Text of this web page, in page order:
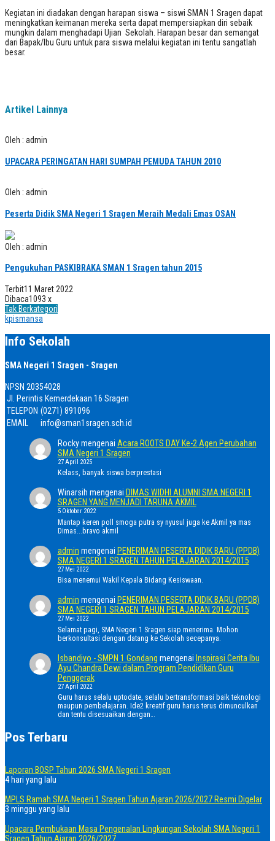
Kegiatan ini diadakan dengan harapan siswa – siswi SMAN 1 Sragen dapat
meningkatkan keimanan mereka serta dapat mempersiapkan diri sebaik
mungkin dalam menghadapi Ujian Sekolah. Harapan besar dan semangat
dari Bapak/Ibu Guru untuk para siswa melalui kegiatan ini tentu sangatlah
besar.
Artikel Lainnya
Oleh : admin
UPACARA PERINGATAN HARI SUMPAH PEMUDA TAHUN 2010
Oleh : admin
Peserta Didik SMA Negeri 1 Sragen Meraih Medali Emas OSAN
Oleh : admin
Pengukuhan PASKIBRAKA SMAN 1 Sragen tahun 2015
Terbit11 Maret 2022
Dibaca1093 x
Tak Berkategori
kpismansa
Info Sekolah
SMA Negeri 1 Sragen - Sragen
NPSN 20354028
Jl. Perintis Kemerdekaan 16 Sragen
TELEPON (0271) 891096
EMAIL
info@sman1sragen.sch.id
Rockymengenai Acara ROOTS DAY Ke-2 Agen Perubahan
SMA Negeri 1 Sragen
27 April 2025
Kelass, banyak siswa berprestasi
Winarsih mengenai DIMAS WIDHI ALUMNI SMA NEGERI 1
SRAGEN YANG MENJADI TARUNA AKMIL
5 Oktober 2022
Mantap keren poll smoga putra sy nyusul juga ke Akmil ya mas
Dimas...bravo akmil
admin mengenai PENERIMAN PESERTA DIDIK BARU (PPDB)
SMA NEGERI 1 SRAGEN TAHUN PELAJARAN 2014/2015
27 Mei 2022
Bisa menemui Wakil Kepala Bidang Kesiswaan.
admin mengenai PENERIMAN PESERTA DIDIK BARU (PPDB)
SMA NEGERI 1 SRAGEN TAHUN PELAJARAN 2014/2015
27 Mei 2022
Selamat pagi, SMA Negeri 1 Sragen siap menerima. Mohon
berkonsultasi dengan datang ke Sekolah secepanya.
Isbandiyo - SMPN 1 Gondang mengenai Inspirasi Cerita Ibu
Ayu Chandra Dewi dalam Program Pendidikan Guru
Penggerak
27 April 2022
Guru harus selalu uptodate, selalu bertransformasi baik teknologi
maupun pembelajaran. Ide2 kreatif guru harus terus dimunculkan
dan tentu disesuaikan dengan…
Pos Terbaru
Laporan BOSP Tahun 2026 SMA Negeri 1 Sragen
4 hari yang lalu
MPLS Ramah SMA Negeri 1 Sragen Tahun Ajaran 2026/2027 Resmi Digelar
3 minggu yang lalu
Upacara Pembukaan Masa Pengenalan Lingkungan Sekolah SMA Negeri 1
Sragen Tahun Ajaran 2026/2027